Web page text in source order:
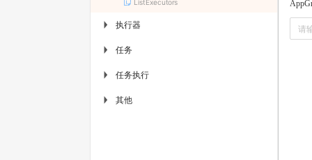
ListExecutors
▶ 执行器
▶ 任务
▶ 任务执行
▶ 其他